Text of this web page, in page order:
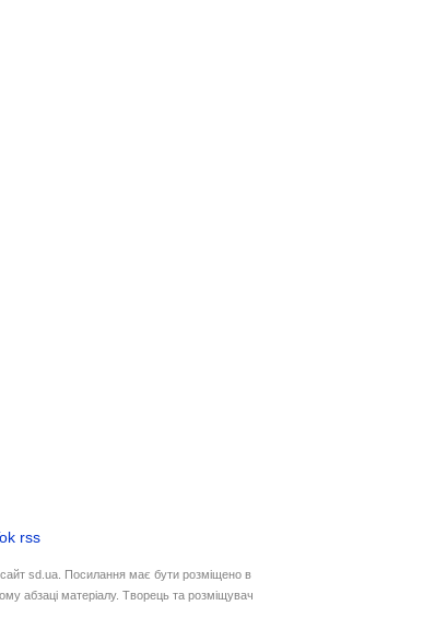
rss
сайт sd.ua. Посилання має бути розміщено в
абзаці матеріалу. Творець та розміщувач